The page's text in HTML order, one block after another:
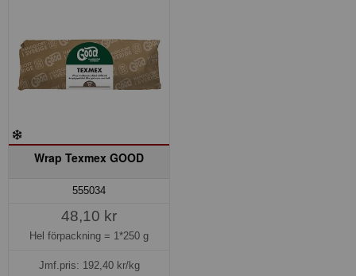
Wrap Texmex GOOD
555034
48,10 kr
Hel förpackning = 1*250 g
Jmf.pris: 192,40kr/kg